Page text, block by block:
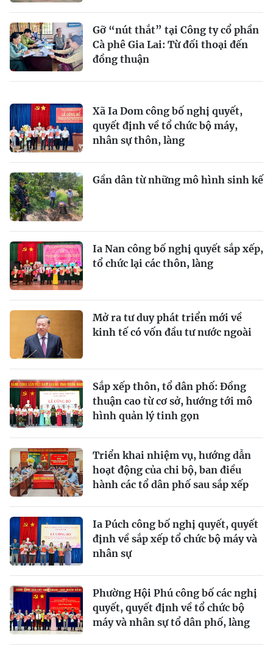
Gỡ “nút thắt” tại Công ty cổ phần
Cà phê Gia Lai: Từ đối thoại đến
đồng thuận
Xã Ia Dom công bố nghị quyết,
quyết định về tổ chức bộ máy,
nhân sự thôn, làng
Gần dân từ những mô hình sinh kế
Ia Nan công bố nghị quyết sắp xếp,
tổ chức lại các thôn, làng
Mở ra tư duy phát triển mới về
kinh tế có vốn đầu tư nước ngoài
Sắp xếp thôn, tổ dân phố: Đồng
thuận cao từ cơ sở, hướng tới mô
hình quản lý tinh gọn
Triển khai nhiệm vụ, hướng dẫn
hoạt động của chi bộ, ban điều
hành các tổ dân phố sau sắp xếp
Ia Púch công bố nghị quyết, quyết
định về sắp xếp tổ chức bộ máy và
nhân sự
Phường Hội Phú công bố các nghị
quyết, quyết định về tổ chức bộ
máy và nhân sự tổ dân phố, làng